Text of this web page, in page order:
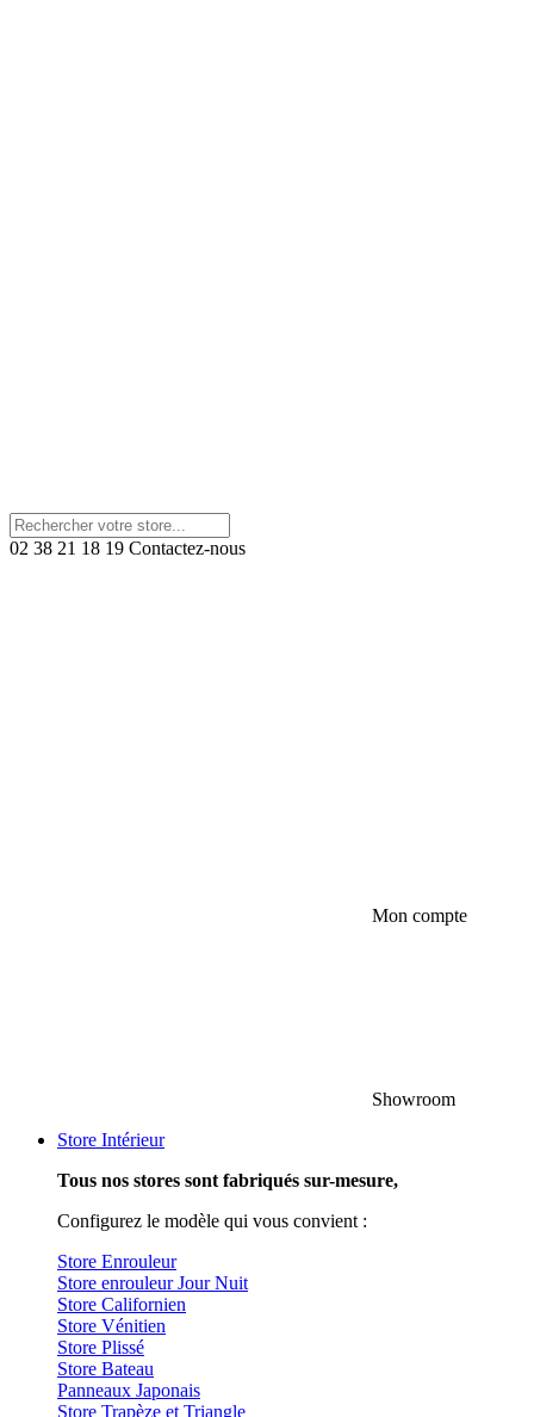
02 38 21 18 19 Contactez-nous
Mon compte
Showroom
Store Intérieur
Tous nos stores sont fabriqués sur-mesure,
Configurez le modèle qui vous convient :
Store Enrouleur
Store enrouleur Jour Nuit
Store Californien
Store Vénitien
Store Plissé
Store Bateau
Panneaux Japonais
Store Trapèze et Triangle